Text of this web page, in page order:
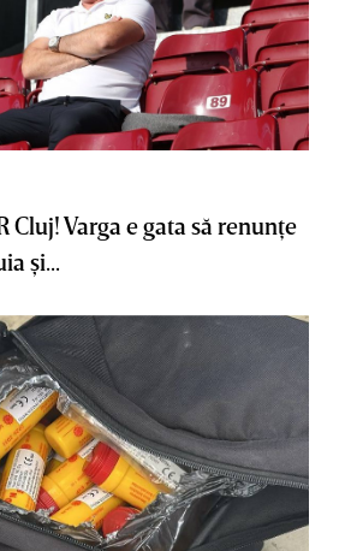
Cluj! Varga e gata să renunţe
şi...